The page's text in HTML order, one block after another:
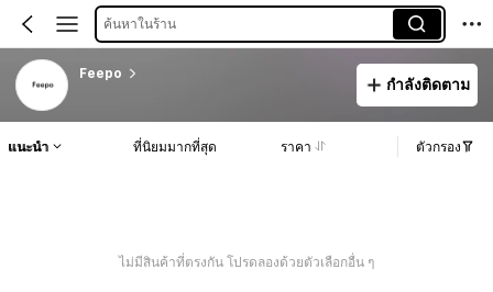
ค้นหาในร้าน
Feepo
กำลังติดตาม
แนะนำ ที่นิยมมากที่สุด ราคา ตัวกรอง
ไม่มีสินค้าที่ตรงกัน โปรดลองด้วยตัวเลือกอื่น ๆ